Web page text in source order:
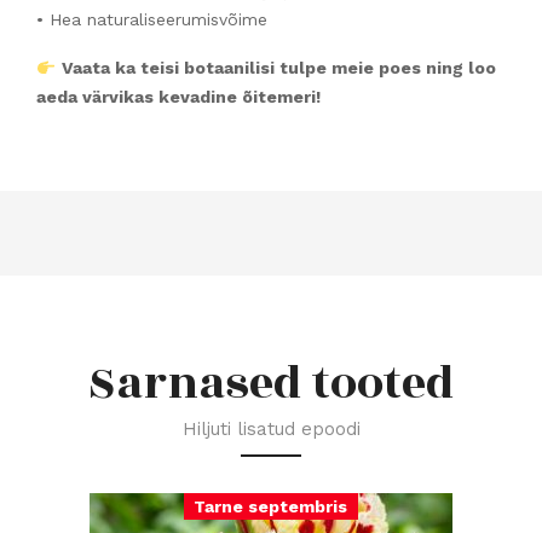
• Hea naturaliseerumisvõime
Vaata ka teisi botaanilisi tulpe meie poes ning loo
aeda värvikas kevadine õitemeri!
Sarnased tooted
Hiljuti lisatud epoodi
Tarne septembris